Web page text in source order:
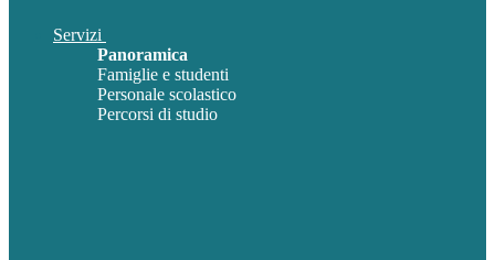
Servizi
Panoramica
Famiglie e studenti
Personale scolastico
Percorsi di studio